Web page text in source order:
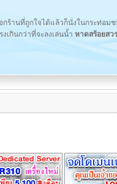
ร้านที่ถูกใจได้แล้วก็นั่งในกระท่อม
กินกว่าที่จะลงเล่นน้ำ หาดสร้อยสว